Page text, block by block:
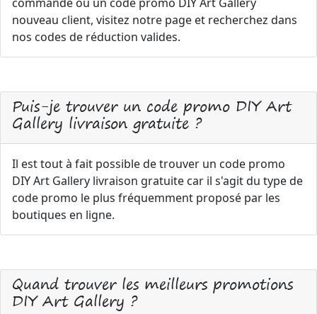
nouveau client, visitez notre page et recherchez dans
nos codes de réduction valides.
Puis-je trouver un code promo DIY Art
Gallery livraison gratuite ?
Il est tout à fait possible de trouver un code promo
DIY Art Gallery livraison gratuite car il s'agit du type de
code promo le plus fréquemment proposé par les
boutiques en ligne.
Quand trouver les meilleurs promotions
DIY Art Gallery ?